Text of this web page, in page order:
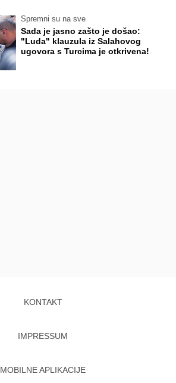
Spremni su na sve
Sada je jasno zašto je došao:
"Luda" klauzula iz Salahovog
ugovora s Turcima je otkrivena!
KONTAKT
IMPRESSUM
MOBILNE APLIKACIJE